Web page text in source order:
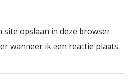
site opslaan in deze browser
wanneer ik een reactie plaats.